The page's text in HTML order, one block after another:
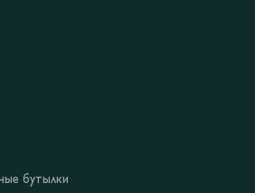
бутылки